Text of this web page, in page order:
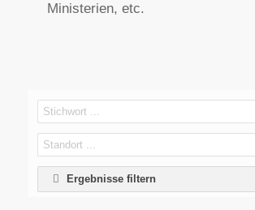
Ministerien, etc.
Ergebnisse filtern